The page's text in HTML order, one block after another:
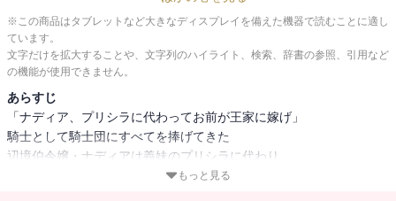
※この商品はタブレットなど大きなディスプレイを備えた機器で読むことに適し
ています。
文字だけを拡大することや、文字列のハイライト、検索、辞書の参照、引用など
の機能が使用できません。
あらすじ
「ナディア、プリシラに代わってお前が王家に嫁げ」
騎士として騎士団にすべてを捧げてきた
辺境伯令嬢・ナディアは義妹のプリシラに代わり
「悪魔」と称される第三王子・イーサンに嫁ぐことに。
もっと見る